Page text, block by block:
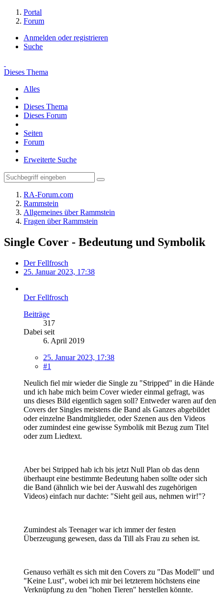
Portal
Forum
Anmelden oder registrieren
Suche
Dieses Thema
Alles
Dieses Thema
Dieses Forum
Seiten
Forum
Erweiterte Suche
RA-Forum.com
Rammstein
Allgemeines über Rammstein
Fragen über Rammstein
Single Cover - Bedeutung und Symbolik
Der Fellfrosch
25. Januar 2023, 17:38
Der Fellfrosch
Beiträge
317
Dabei seit
6. April 2019
25. Januar 2023, 17:38
#1
Neulich fiel mir wieder die Single zu "Stripped" in die Hände
und ich habe mich beim Cover wieder einmal gefragt, was
uns dieses Bild eigentlich sagen soll? Entweder waren auf den
Covers der Singles meistens die Band als Ganzes abgebildet
oder einzelne Bandmitglieder, oder Szenen aus den Videos
oder zumindest eine gewisse Symbolik mit Bezug zum Titel
oder zum Liedtext.
Aber bei Stripped hab ich bis jetzt Null Plan ob das denn
überhaupt eine bestimmte Bedeutung haben sollte oder sich
die Band (ähnlich wie bei der Auswahl des zugehörigen
Videos) einfach nur dachte: "Sieht geil aus, nehmen wir!"?
Zumindest als Teenager war ich immer der festen
Überzeugung gewesen, dass da Till als Frau zu sehen ist.
Genauso verhält es sich mit den Covers zu "Das Modell" und
"Keine Lust", wobei ich mir bei letzterem höchstens eine
Verknüpfung zu den "hohen Tieren" herstellen könnte.